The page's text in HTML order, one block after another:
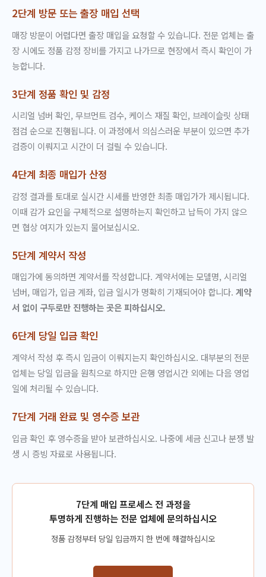
2단계 방문 또는 출장 매입 선택
매장 방문이 어렵다면 출장 매입을 요청할 수 있습니다. 전문 업체는 출
장 시에도 정품 감정 장비를 가지고 나가므로 현장에서 즉시 확인이 가
능합니다.
3단계 정품 확인 및 감정
시리얼 넘버 확인, 무브먼트 검수, 케이스 재질 확인, 브레이슬릿 상태
점검 순으로 진행됩니다. 이 과정에서 의심스러운 부분이 있으면 추가
검증이 이뤄지고 시간이 더 걸릴 수 있습니다.
4단계 최종 매입가 산정
감정 결과를 토대로 실시간 시세를 반영한 최종 매입가가 제시됩니다.
이때 감가 요인을 구체적으로 설명하는지 확인하고 납득이 가지 않으
면 협상 여지가 있는지 물어보십시오.
5단계 계약서 작성
매입가에 동의하면 계약서를 작성합니다. 계약서에는 모델명, 시리얼
넘버, 매입가, 입금 계좌, 입금 일시가 명확히 기재되어야 합니다. 계약
서 없이 구두로만 진행하는 곳은 피하십시오.
6단계 당일 입금 확인
계약서 작성 후 즉시 입금이 이뤄지는지 확인하십시오. 대부분의 전문
업체는 당일 입금을 원칙으로 하지만 은행 영업시간 외에는 다음 영업
일에 처리될 수 있습니다.
7단계 거래 완료 및 영수증 보관
입금 확인 후 영수증을 받아 보관하십시오. 나중에 세금 신고나 분쟁 발
생 시 증빙 자료로 사용됩니다.
7단계 매입 프로세스 전 과정을
투명하게 진행하는 전문 업체에 문의하십시오
정품 감정부터 당일 입금까지 한 번에 해결하십시오